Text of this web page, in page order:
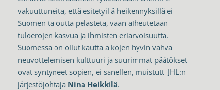
vakuuttuneita, että esitetyillä heikennyksillä ei
Suomen taloutta pelasteta, vaan aiheutetaan
tuloerojen kasvua ja ihmisten eriarvoisuutta.
Suomessa on ollut kautta aikojen hyvin vahva
neuvottelemisen kulttuuri ja suurimmat päätökset
ovat syntyneet sopien, ei sanellen, muistutti JHL:n
järjestöjohtaja Nina Heikkilä.